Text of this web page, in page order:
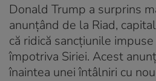
Donald Trump a surprins
anunțând de la Riad,
că ridică sancţiunile
împotriva Siriei. Acest
înaintea unei întâlniri cu